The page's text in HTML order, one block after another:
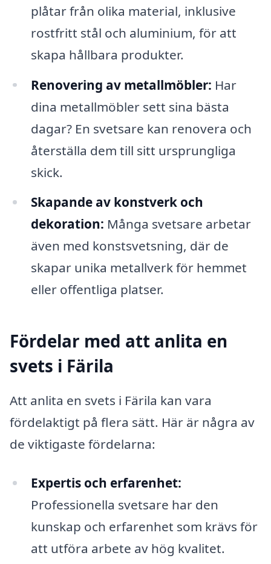
plåtar från olika material, inklusive
rostfritt stål och aluminium, för att
skapa hållbara produkter.
Renovering av metallmöbler: Har
dina metallmöbler sett sina bästa
dagar? En svetsare kan renovera och
återställa dem till sitt ursprungliga
skick.
Skapande av konstverk och
dekoration: Många svetsare arbetar
även med konstsvetsning, där de
skapar unika metallverk för hemmet
eller offentliga platser.
Fördelar med att anlita en
svets i Färila
Att anlita en svets i Färila kan vara
fördelaktigt på flera sätt. Här är några av
de viktigaste fördelarna:
Expertis och erfarenhet:
Professionella svetsare har den
kunskap och erfarenhet som krävs för
att utföra arbete av hög kvalitet.